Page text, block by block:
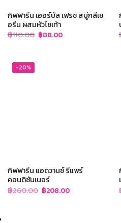
กิฟฟารีน เฮอร์บัล เฟรช สบู่กลีเซ
อรีน ผสมหัวไชเท้า
฿110.00 Original
price
฿88.00Current
price
-20%
กิฟฟารีน แอดวานซ์ รีแพร์
คอนดิชันเนอร์
฿260.00 Original
price
฿208.00Current
price